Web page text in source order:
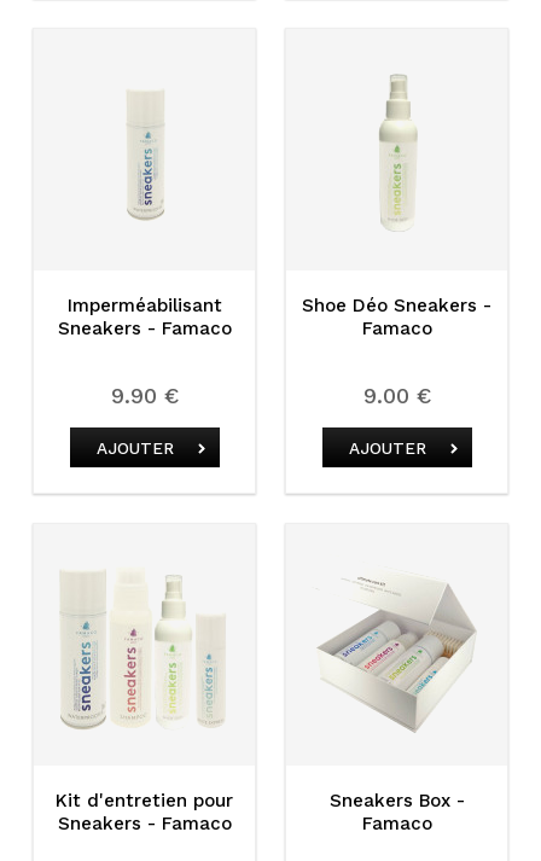
Imperméabilisant
Sneakers - Famaco
9.90 €
AJOUTER
Shoe Déo Sneakers -
Famaco
9.00 €
AJOUTER
Kit d'entretien pour
Sneakers - Famaco
Sneakers Box -
Famaco